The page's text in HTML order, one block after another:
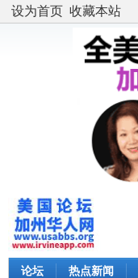
设为首页 收藏本站
论坛 热点新闻